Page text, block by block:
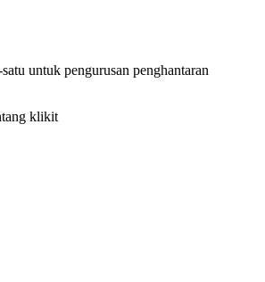
untuk pengurusan penghantaran
klikit